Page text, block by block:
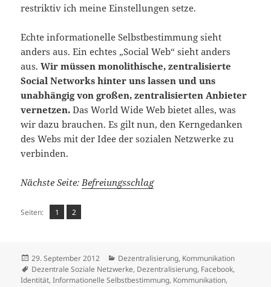
restriktiv ich meine Einstellungen setze.
Echte informationelle Selbstbestimmung sieht
anders aus. Ein echtes „Social Web“ sieht anders
aus.Wir müssen monolithische, zentralisierte
Social Networks hinter uns lassen und uns
unabhängig von großen, zentralisierten Anbieter
vernetzen. Das World Wide Web bietet alles, was
wir dazu brauchen. Es gilt nun, den Kerngedanken
des Webs mit der Idee der sozialen Netzwerke zu
verbinden.
Nächste Seite: Befreiungsschlag
Seiten: Seite
1 ,
Seite
2
Veröffentlicht
am
29. September 2012 Kategorien
Dezentralisierung, Kommunikation
Schlagwörter
Dezentrale Soziale Netzwerke, Dezentralisierung, Facebook,
Identität,Informationelle Selbstbestimmung, Kommunikation,